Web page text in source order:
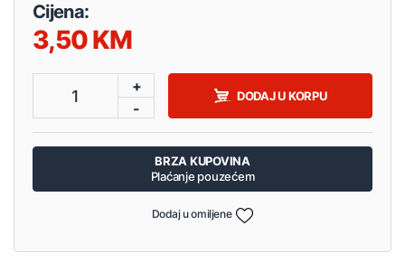
Cijena:
3,50
1
+
-
DODAJ U KORPU
BRZA KUPOVINA
Plaćanje pouzećem
Dodaj u omiljene